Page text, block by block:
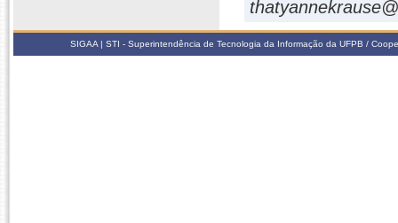
SIGAA | STI - Superintendência de Tecnologia da Informação da UFPB /